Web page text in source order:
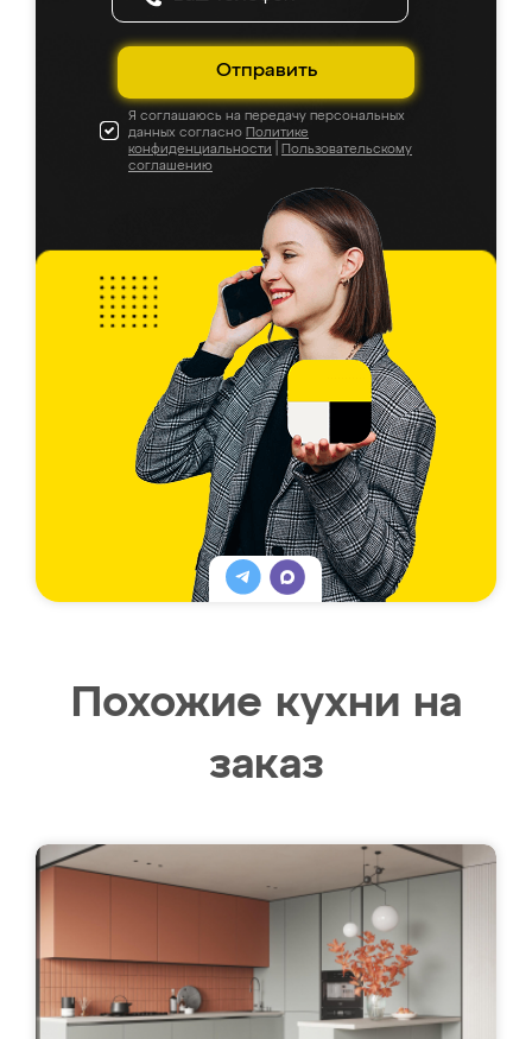
Отправить
Я соглашаюсь на передачу персональных
данных согласно Политике
конфиденциальности
Пользовательскому
соглашению
Похожие кухни на
заказ